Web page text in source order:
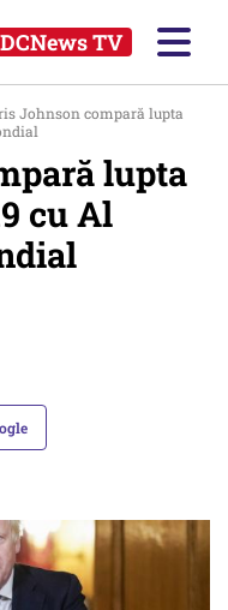
DCNews TV
Johnson compară lupta
lupta
cu Al